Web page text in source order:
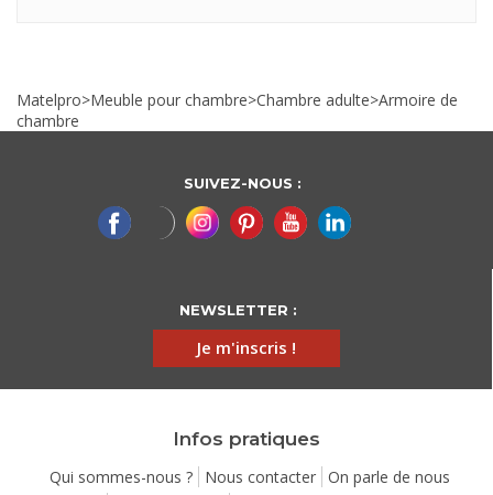
Matelpro>Meuble pour chambre>Chambre adulte>Armoire de
chambre
SUIVEZ-NOUS :
NEWSLETTER :
Je m'inscris !
Infos pratiques
Qui sommes-nous ? Nous contacter
On parle de nous